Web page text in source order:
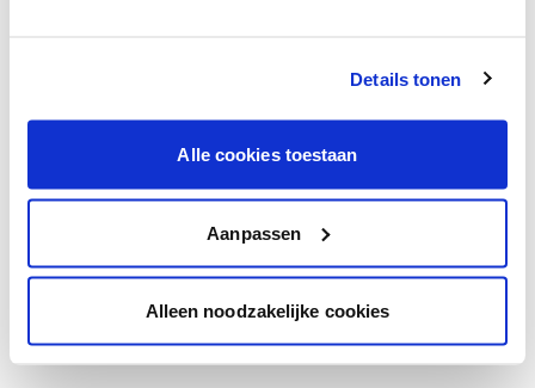
Details tonen
Alle cookies toestaan
Aanpassen
Alleen noodzakelijke cookies
Bekijk je kleur in de winkel
Ontdek er kleurechte stalen van je
Krijg persoonlijk advies om kleuren te
combineren.